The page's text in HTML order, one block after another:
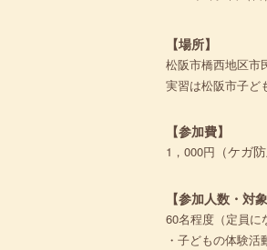
【場所】
松阪市橋西地区
実習は松阪市子ど
【参加費】
1，000円 （ケガ
【参加人数・対象
60名程度（定員に
・子どもの体験